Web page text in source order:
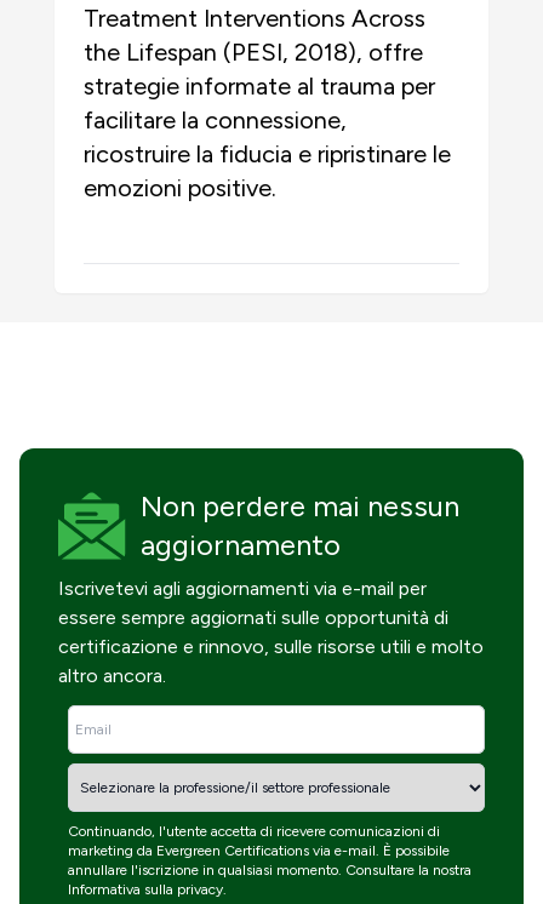
Treatment Interventions Across
the Lifespan (PESI, 2018), offre
strategie informate al trauma per
facilitare la connessione,
ricostruire la fiducia e ripristinare le
emozioni positive.
Non perdere mai nessun
aggiornamento
Iscrivetevi agli aggiornamenti via e-mail per
essere sempre aggiornati sulle opportunità di
certificazione e rinnovo, sulle risorse utili e molto
altro ancora.
Continuando, l'utente accetta di ricevere comunicazioni di
marketing da Evergreen Certifications via e-mail. È possibile
annullare l'iscrizione in qualsiasi momento. Consultare la nostra
Informativa sulla privacy.